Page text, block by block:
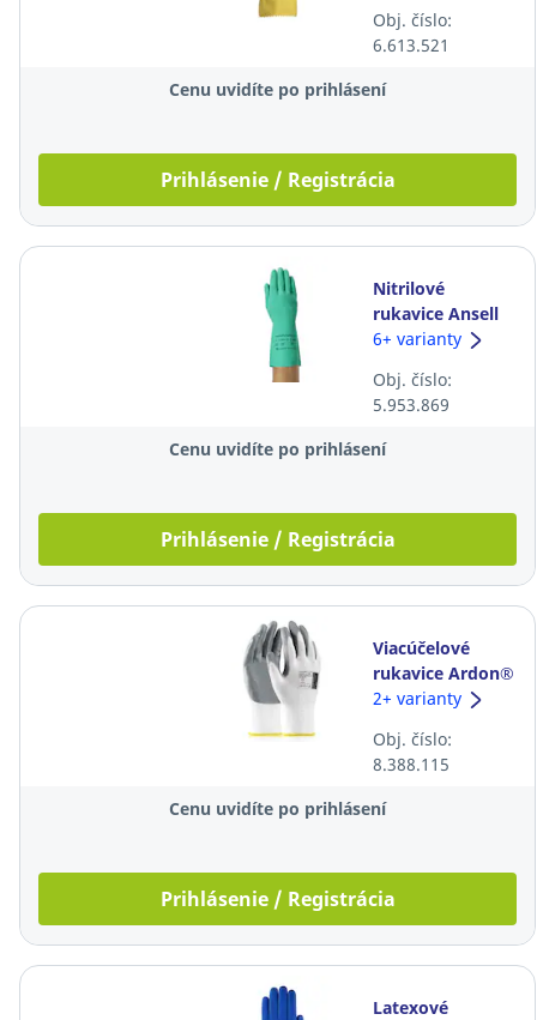
veľkosť 8/9, žlté,
12 párov
Obj. číslo:
6.613.521
Cenu uvidíte po prihlásení
Prihlásenie / Registrácia
Nitrilové
rukavice Ansell
Solvex® 37-675,
zelené, 12 párov
6+ varianty
Obj. číslo:
5.953.869
Cenu uvidíte po prihlásení
Prihlásenie / Registrácia
Viacúčelové
rukavice Ardon®
Nitrax Basic,
12 párov
2+ varianty
Obj. číslo:
8.388.115
Cenu uvidíte po prihlásení
Prihlásenie / Registrácia
Latexové